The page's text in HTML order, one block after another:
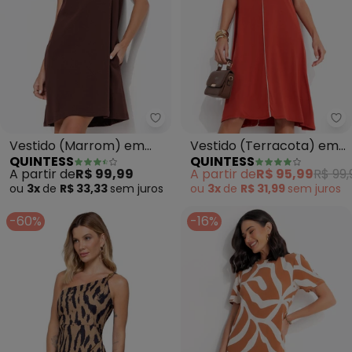
Quintess - Vestido (Marrom)
Vestido (Marrom) em
Moletinho
QUINTESS
A partir deR$ 99,99
ou 3x de R$ 33,33 sem juros
Vestido (Terracota) em
Malha de Viscose
QUINTESS
A partir deR$ 95,99R$
ou 3x de R$ 31,99 sem juros
-60% -16%